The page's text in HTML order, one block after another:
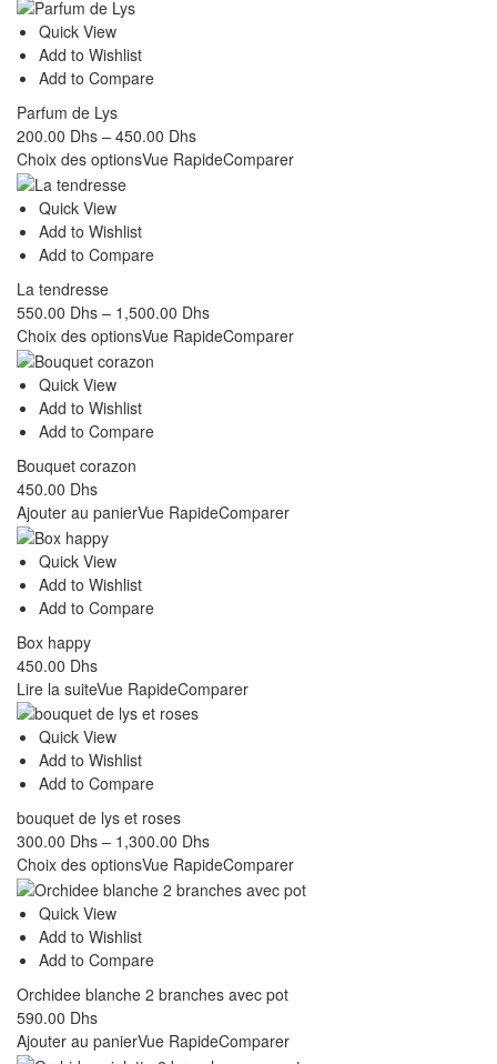
Quick View
Add to Wishlist
Add to Compare
Parfum de Lys
200.00 Dhs – 450.00 Dhs
Choix des optionsVue RapideComparer
Quick View
Add to Wishlist
Add to Compare
La tendresse
550.00 Dhs – 1,500.00 Dhs
Choix des optionsVue RapideComparer
Quick View
Add to Wishlist
Add to Compare
Bouquet corazon
450.00 Dhs
Ajouter au panierVue RapideComparer
Quick View
Add to Wishlist
Add to Compare
Box happy
450.00 Dhs
Lire la suiteVue RapideComparer
Quick View
Add to Wishlist
Add to Compare
bouquet de lys et roses
300.00 Dhs – 1,300.00 Dhs
Choix des optionsVue RapideComparer
Quick View
Add to Wishlist
Add to Compare
Orchidee blanche 2 branches avec pot
590.00 Dhs
Ajouter au panierVue RapideComparer